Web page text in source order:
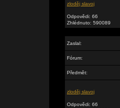
zloděj slavoj
Odpovědi: 66
Zhlédnuto: 590089
Zaslal:
Fórum:
Předmět:
zloděj slavoj
Odpovědi: 66